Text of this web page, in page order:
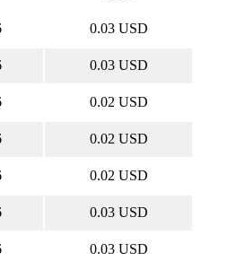
0.03 USD
0.03 USD
0.02 USD
0.02 USD
0.02 USD
0.03 USD
0.03 USD